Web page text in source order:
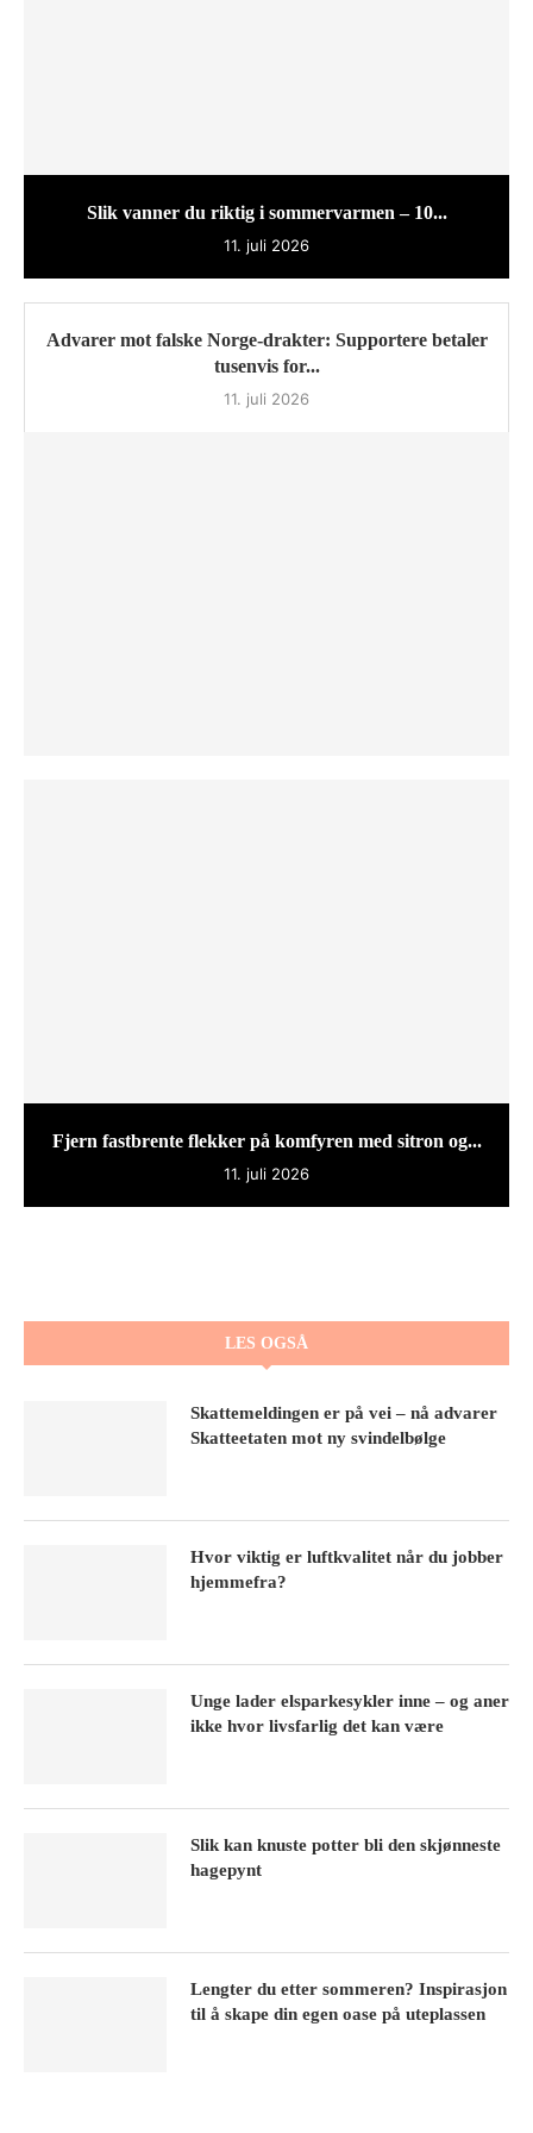
Slik vanner du riktig i sommervarmen – 10...
11. juli 2026
Advarer mot falske Norge-drakter: Supportere betaler
tusenvis for...
11. juli 2026
Fjern fastbrente flekker på komfyren med sitron og...
11. juli 2026
LES OGSÅ
Skattemeldingen er på vei – nå advarer
Skatteetaten mot ny svindelbølge
Hvor viktig er luftkvalitet når du jobber
hjemmefra?
Unge lader elsparkesykler inne – og aner
ikke hvor livsfarlig det kan være
Slik kan knuste potter bli den skjønneste
hagepynt
Lengter du etter sommeren? Inspirasjon
til å skape din egen oase på uteplassen